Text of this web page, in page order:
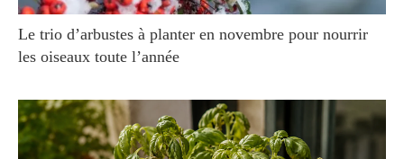
Le trio d’arbustes à planter en novembre pour nourrir
les oiseaux toute l’année